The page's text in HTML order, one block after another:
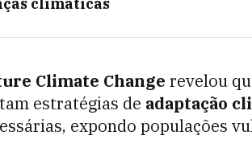
Climate Change revelou
estratégias de adaptação
expondo populações